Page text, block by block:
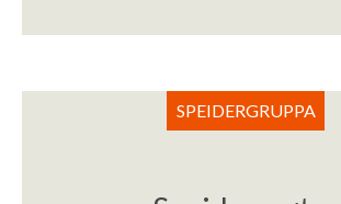
SPEIDERGRUPPA